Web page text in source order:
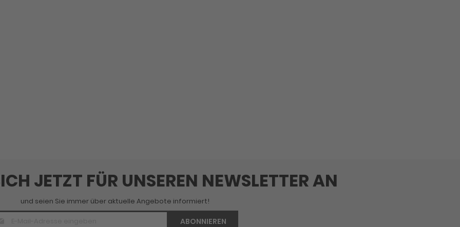
JETZT FÜR UNSEREN NEWSLETTER AN
und seien Sie immer über aktuelle Angebote informiert!
E-
ABONNIEREN